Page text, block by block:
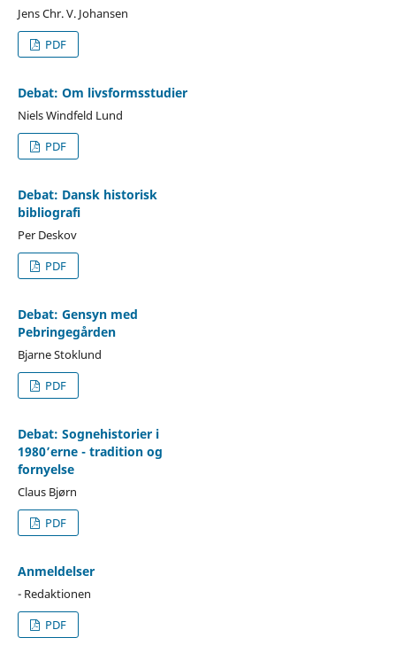
Jens Chr. V. Johansen
PDF
Debat: Om livsformsstudier
Niels Windfeld Lund
PDF
Debat: Dansk historisk
bibliografi
Per Deskov
PDF
Debat: Gensyn med
Pebringegården
Bjarne Stoklund
PDF
Debat: Sognehistorier i
1980’erne - tradition og
fornyelse
Claus Bjørn
PDF
Anmeldelser
- Redaktionen
PDF